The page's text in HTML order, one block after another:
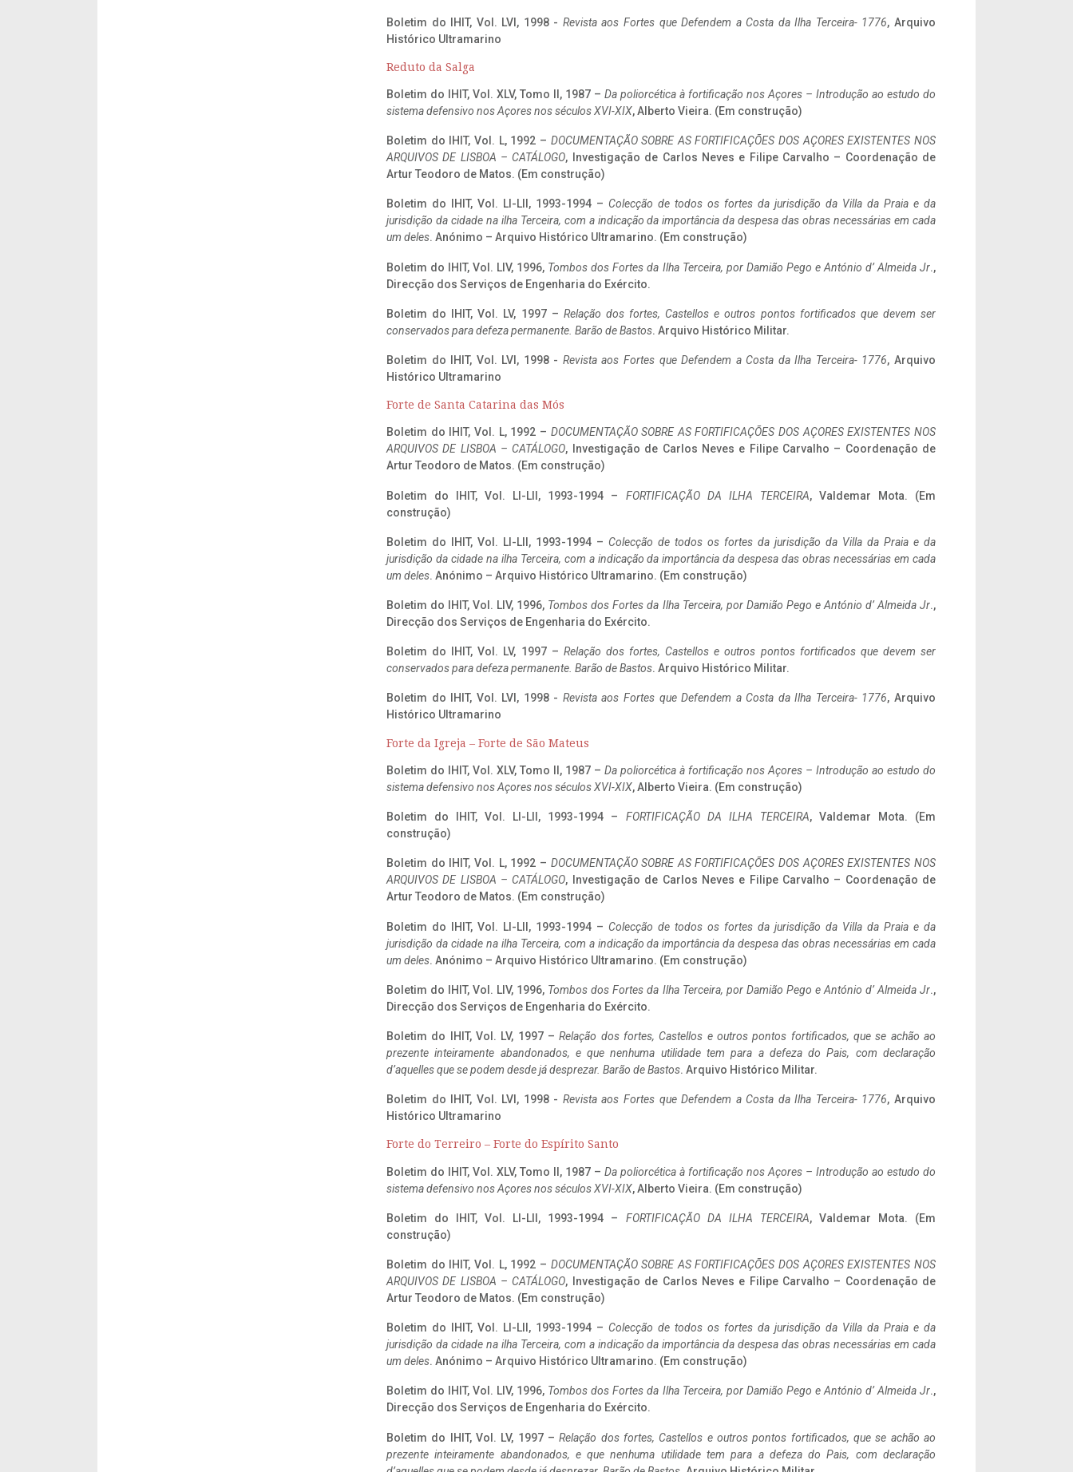
Boletim do IHIT, Vol. LVI, 1998 - Revista aos Fortes que Defendem a Costa da Ilha Terceira- 1776, Arquivo
Histórico Ultramarino
Reduto da Salga
Boletim do IHIT, Vol. XLV, Tomo II, 1987 – Da poliorcética à fortificação nos Açores – Introdução ao estudo do
sistema defensivo nos Açores nos séculos XVI-XIX, Alberto Vieira. (Em construção)
Boletim do IHIT, Vol. L, 1992 – DOCUMENTAÇÃO SOBRE AS FORTIFICAÇÕES DOS AÇORES EXISTENTES NOS
ARQUIVOS DE LISBOA – CATÁLOGO, Investigação de Carlos Neves e Filipe Carvalho – Coordenação de
Artur Teodoro de Matos. (Em construção)
Boletim do IHIT, Vol. LI-LII, 1993-1994 – Colecção de todos os fortes da jurisdição da Villa da Praia e da
jurisdição da cidade na ilha Terceira, com a indicação da importância da despesa das obras necessárias em cada
um deles. Anónimo – Arquivo Histórico Ultramarino. (Em construção)
Boletim do IHIT, Vol. LIV, 1996, Tombos dos Fortes da Ilha Terceira, por Damião Pego e António d’ Almeida Jr.,
Direcção dos Serviços de Engenharia do Exército.
Boletim do IHIT, Vol. LV, 1997 – Relação dos fortes, Castellos e outros pontos fortificados que devem ser
conservados para defeza permanente. Barão de Bastos. Arquivo Histórico Militar.
Boletim do IHIT, Vol. LVI, 1998 - Revista aos Fortes que Defendem a Costa da Ilha Terceira- 1776, Arquivo
Histórico Ultramarino
Forte de Santa Catarina das Mós
Boletim do IHIT, Vol. L, 1992 – DOCUMENTAÇÃO SOBRE AS FORTIFICAÇÕES DOS AÇORES EXISTENTES NOS
ARQUIVOS DE LISBOA – CATÁLOGO, Investigação de Carlos Neves e Filipe Carvalho – Coordenação de
Artur Teodoro de Matos. (Em construção)
Boletim do IHIT, Vol. LI-LII, 1993-1994 – FORTIFICAÇÃO DA ILHA TERCEIRA, Valdemar Mota. (Em
construção)
Boletim do IHIT, Vol. LI-LII, 1993-1994 – Colecção de todos os fortes da jurisdição da Villa da Praia e da
jurisdição da cidade na ilha Terceira, com a indicação da importância da despesa das obras necessárias em cada
um deles. Anónimo – Arquivo Histórico Ultramarino. (Em construção)
Boletim do IHIT, Vol. LIV, 1996, Tombos dos Fortes da Ilha Terceira, por Damião Pego e António d’ Almeida Jr.,
Direcção dos Serviços de Engenharia do Exército.
Boletim do IHIT, Vol. LV, 1997 – Relação dos fortes, Castellos e outros pontos fortificados que devem ser
conservados para defeza permanente. Barão de Bastos. Arquivo Histórico Militar.
Boletim do IHIT, Vol. LVI, 1998 - Revista aos Fortes que Defendem a Costa da Ilha Terceira- 1776, Arquivo
Histórico Ultramarino
Forte da Igreja – Forte de São Mateus
Boletim do IHIT, Vol. XLV, Tomo II, 1987 – Da poliorcética à fortificação nos Açores – Introdução ao estudo do
sistema defensivo nos Açores nos séculos XVI-XIX, Alberto Vieira. (Em construção)
Boletim do IHIT, Vol. LI-LII, 1993-1994 – FORTIFICAÇÃO DA ILHA TERCEIRA, Valdemar Mota. (Em
construção)
Boletim do IHIT, Vol. L, 1992 – DOCUMENTAÇÃO SOBRE AS FORTIFICAÇÕES DOS AÇORES EXISTENTES NOS
ARQUIVOS DE LISBOA – CATÁLOGO, Investigação de Carlos Neves e Filipe Carvalho – Coordenação de
Artur Teodoro de Matos. (Em construção)
Boletim do IHIT, Vol. LI-LII, 1993-1994 – Colecção de todos os fortes da jurisdição da Villa da Praia e da
jurisdição da cidade na ilha Terceira, com a indicação da importância da despesa das obras necessárias em cada
um deles. Anónimo – Arquivo Histórico Ultramarino. (Em construção)
Boletim do IHIT, Vol. LIV, 1996, Tombos dos Fortes da Ilha Terceira, por Damião Pego e António d’ Almeida Jr.,
Direcção dos Serviços de Engenharia do Exército.
Boletim do IHIT, Vol. LV, 1997 –Relação dos fortes, Castellos e outros pontos fortificados, que se achão ao
prezente inteiramente abandonados, e que nenhuma utilidade tem para a defeza do Pais, com declaração
d’aquelles que se podem desde já desprezar. Barão de Bastos. Arquivo Histórico Militar.
Boletim do IHIT, Vol. LVI, 1998 - Revista aos Fortes que Defendem a Costa da Ilha Terceira- 1776, Arquivo
Histórico Ultramarino
Forte do Terreiro – Forte do Espírito Santo
Boletim do IHIT, Vol. XLV, Tomo II, 1987 – Da poliorcética à fortificação nos Açores – Introdução ao estudo do
sistema defensivo nos Açores nos séculos XVI-XIX, Alberto Vieira. (Em construção)
Boletim do IHIT, Vol. LI-LII, 1993-1994 – FORTIFICAÇÃO DA ILHA TERCEIRA, Valdemar Mota. (Em
construção)
Boletim do IHIT, Vol. L, 1992 – DOCUMENTAÇÃO SOBRE AS FORTIFICAÇÕES DOS AÇORES EXISTENTES NOS
ARQUIVOS DE LISBOA – CATÁLOGO, Investigação de Carlos Neves e Filipe Carvalho – Coordenação de
Artur Teodoro de Matos. (Em construção)
Boletim do IHIT, Vol. LI-LII, 1993-1994 – Colecção de todos os fortes da jurisdição da Villa da Praia e da
jurisdição da cidade na ilha Terceira, com a indicação da importância da despesa das obras necessárias em cada
um deles. Anónimo – Arquivo Histórico Ultramarino. (Em construção)
Boletim do IHIT, Vol. LIV, 1996, Tombos dos Fortes da Ilha Terceira, por Damião Pego e António d’ Almeida Jr.,
Direcção dos Serviços de Engenharia do Exército.
Boletim do IHIT, Vol. LV, 1997 –Relação dos fortes, Castellos e outros pontos fortificados, que se achão ao
prezente inteiramente abandonados, e que nenhuma utilidade tem para a defeza do Pais, com declaração